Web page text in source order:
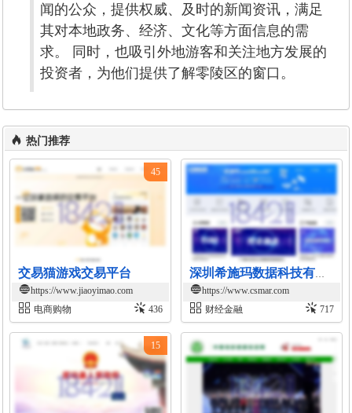
闻的公众，提供权威、及时的新闻资讯，满足
其对本地政务、经济、文化等方面信息的需
求。 同时，也吸引外地游客和关注地方发展的
投资者，为他们提供了解零陵区的窗口。
热门推荐
交易猫游戏交易平台
https://www.jiaoyimao.com
电商购物
436
45
深圳希施玛数据科技有限公司官网
https://www.csmar.com
财经金融
717
15